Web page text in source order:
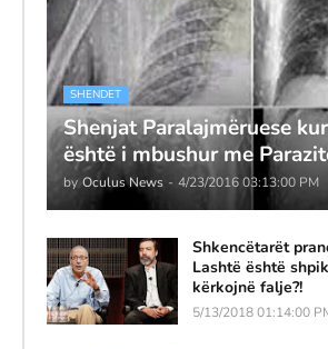
SHENDET
Shenjat Paralajmëruese
është i mbushur me
by Oculus News - 4/23/2016 03:13:00 PM
Shkencëtarët
Lashtë është
kërkojnë falje?!
5/13/2018 01:14:00